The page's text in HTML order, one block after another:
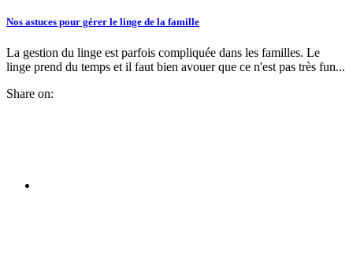
Nos astuces pour gérer le linge de la famille
La gestion du linge est parfois compliquée dans les familles. Le
linge prend du temps et il faut bien avouer que ce n'est pas très fun...
Share on: